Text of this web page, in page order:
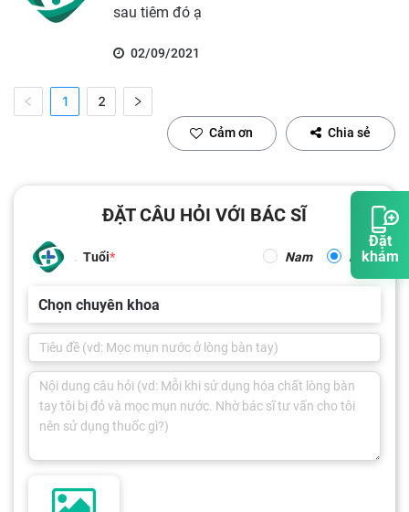
Đặt
khám
sau tiêm đó ạ
02/09/2021
1 2
Cảm ơn Chia sẻ
ĐẶT CÂU HỎI VỚI BÁC SĨ
Tuổi Nam Nữ
Chọn chuyên khoa